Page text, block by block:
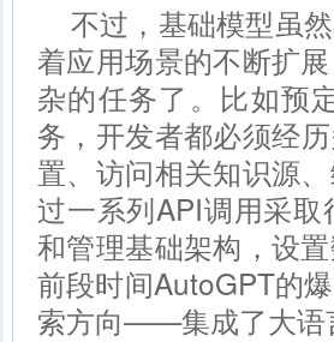
不过，基础模型虽
着应用场景的不断扩
杂的任务了。比如预
务，开发者都必须经
置、访问相关知识源
过一系列API调用采
和管理基础架构，设
前段时间AutoGPT的
索方向——集成了大语